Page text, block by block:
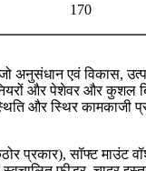
170
जो अनुसंधान एवं
और पेशेवर और कुशल
और स्थिर
प्रकार), सॉफ्ट